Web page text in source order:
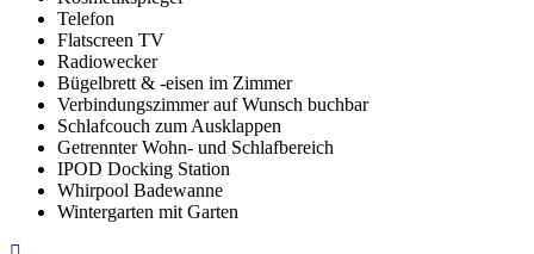
Telefon
Flatscreen TV
Radiowecker
Bügelbrett & -eisen im Zimmer
Verbindungszimmer auf Wunsch buchbar
Schlafcouch zum Ausklappen
Getrennter Wohn- und Schlafbereich
IPOD Docking Station
Whirpool Badewanne
Wintergarten mit Garten